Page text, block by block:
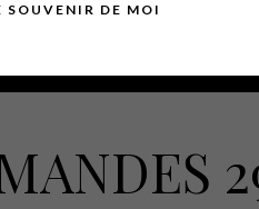
SOUVENIR DE MOI